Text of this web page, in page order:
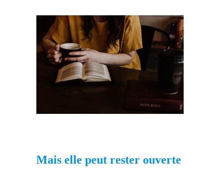
Mais elle peut rester ouverte